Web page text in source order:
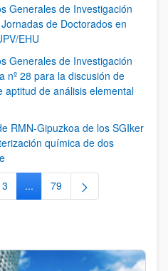
Generales de Investigación
de Doctorados en
EHU
Generales de Investigación
nº 28 para la discusión de
aptitud de análisis elemental
RMN-Gipuzkoa de los SGIker
química de dos
Página
3 ...Páginas intermedias Use TAB
Página
79